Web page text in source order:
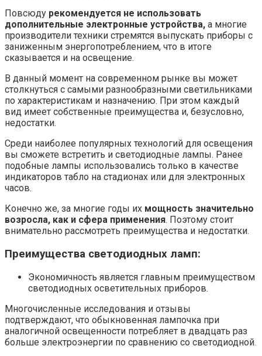
Повсюду рекомендуется не использовать
дополнительные электронные устройства, а многие
производители техники стремятся выпускать приборы с
заниженным энергопотреблением, что в итоге
сказывается и на освещение.
В данный момент на современном рынке вы может
столкнуться с самыми разнообразными светильниками
по характеристикам и назначению. При этом каждый
вид имеет собственные преимущества и, безусловно,
недостатки.
Среди наиболее популярных технологий для освещения
вы сможете встретить и светодиодные лампы. Ранее
подобные лампы использовались только в качестве
индикаторов табло на стадионах или для электронных
часов.
Конечно же, за многие годы их мощность значительно
возросла, как и сфера применения. Поэтому стоит
внимательно рассмотреть преимущества и недостатки.
Преимущества светодиодных ламп:
Экономичность является главным преимуществом
светодиодных осветительных приборов.
Многочисленные исследования и отзывы
подтверждают, что обыкновенная лампочка при
аналогичной освещенности потребляет в двадцать раз
больше электроэнергии по сравнению со светодиодной.